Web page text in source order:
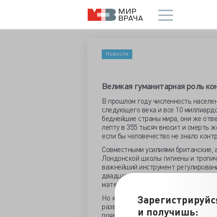
и получишь:
Новости
Великая гуманитарная роль
В прошлом году численность
следующего века и все 10
беднейшие страны мира, они же
лепту в 355 тысяч вносит и смерть
если бы человечество не знало
Совместными усилиями
Лондонской школы гигиены и
важнейший инструмент
двадцать лет рост применения
материнскую смертность на 40% -
Но контрацепция не только
развивающихся странах чаще
появляются около 15 миллионов